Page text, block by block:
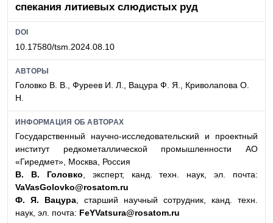
спекания литиевых слюдистых руд
DOI
10.17580/tsm.2024.08.10
АВТОРЫ
Головко В. В., Фуреев И. Л., Вацура Ф. Я., Криволапова О.
Н.
ИНФОРМАЦИЯ ОБ АВТОРАХ
Государственный научно-исследовательский и проектный
институт редкометаллической промышленности АО
«Гиредмет», Москва, Россия
В. В. Головко, эксперт, канд. техн. наук, эл. почта:
VaVasGolovko@rosatom.ru
Ф. Я. Вацура, старший научный сотрудник, канд. техн.
наук, эл. почта: FeYVatsura@rosatom.ru